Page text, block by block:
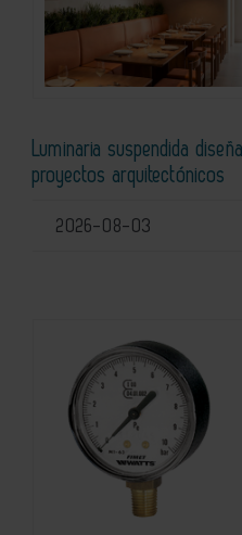
Luminaria suspendida
proyectos arquitectónicos
2026-08-03